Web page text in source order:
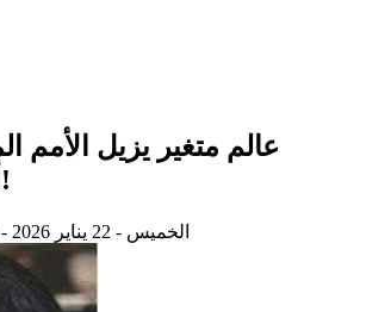
عالم متغير يزيل الأمم
أنظمة إقليمية!
الخميس - 22 يناير 2026 - الساعة 10:57 ص